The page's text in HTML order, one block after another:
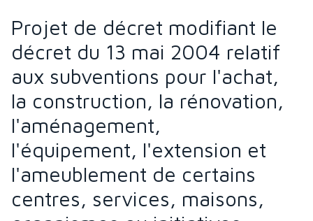
Projet de décret modifiant le
décret du 13 mai 2004 relatif
aux subventions pour l'achat,
la construction, la rénovation,
l'aménagement,
l'équipement, l'extension et
l'ameublement de certains
centres, services, maisons,